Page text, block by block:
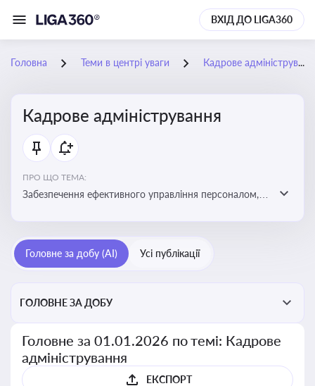
ВХІД ДО LIGA360
Головна Теми в центрі уваги Кадрове адміністрування
Кадрове адміністрування
ПРО ЩО ТЕМА:
Забезпечення ефективного управління персоналом,
Головне за добу (AI) Усі публікації
ГОЛОВНЕ ЗА ДОБУ
Головне за 01.01.2026 по темі: Кадрове
адміністрування
ЕКСПОРТ